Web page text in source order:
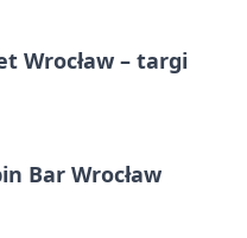
Wrocław – targi
Bar Wrocław